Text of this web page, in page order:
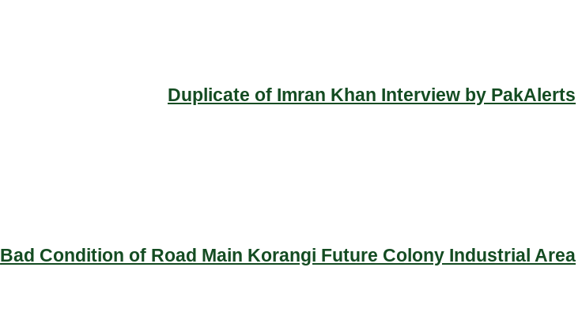
Duplicate of Imran Khan Interview by PakAlerts
Bad Condition of Road Main Korangi Future Colony Industrial Area